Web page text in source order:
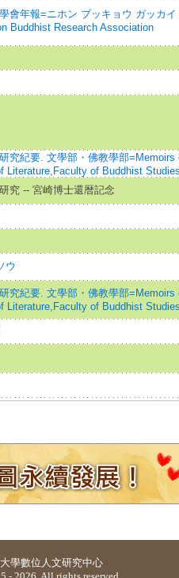
會年報=ニホン ブッキョウ ガッカ
Buddhist Research Association
究紀要. 文學部・佛教學部=Memoirs
Literature,Faculty of Buddhist Studies
究 -- 宮崎博士還暦記念
ウ
究紀要. 文學部・佛教學部=Memoirs
Literature,Faculty of Buddhist Studies
學數位人文研究中心